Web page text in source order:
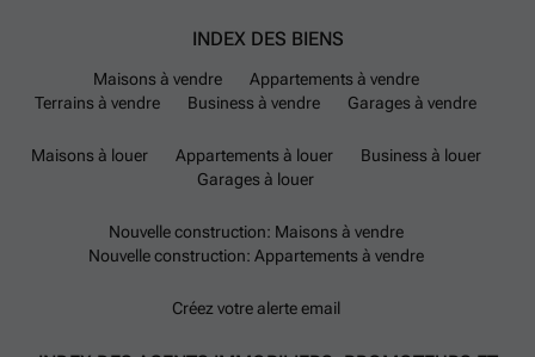
INDEX DES BIENS
Maisons à vendre
Appartements à vendre
Terrains à vendre
Business à vendre Garages à vendre
Maisons à louer Appartements à louer
Business à louer
Garages à louer
Nouvelle construction: Maisons à vendre
Nouvelle construction: Appartements à vendre
Créez votre alerte email